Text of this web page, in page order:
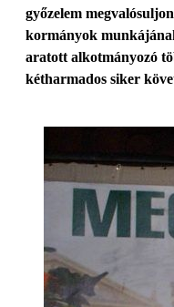
győzelem
kormányok
aratott alkotmányozó
kétharmados siker